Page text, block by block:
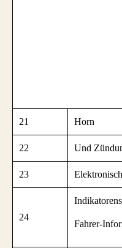
21 Horn
22 Und
23
24
Fahrer-